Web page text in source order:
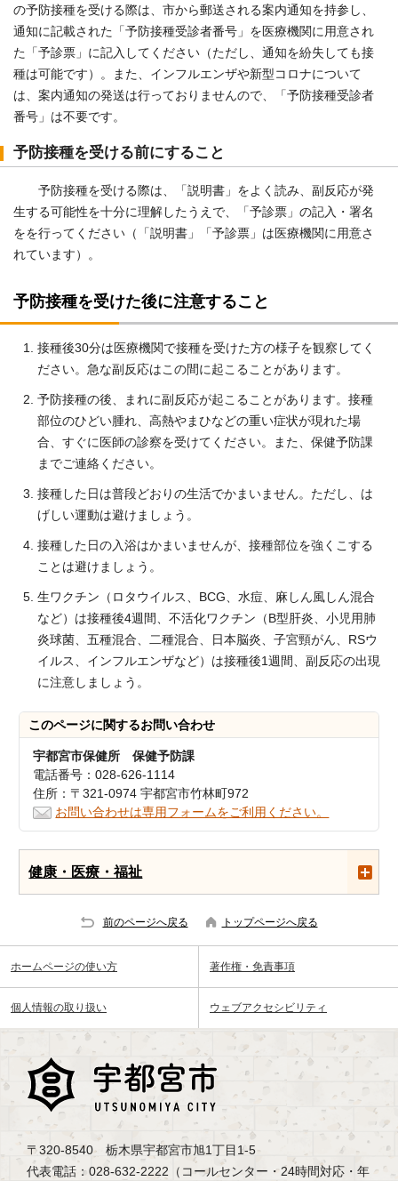
の予防接種を受ける際は、市から郵送される案内通知を持参し、
通知に記載された「予防接種受診者番号」を医療機関に用意され
た「予診票」に記入してください（ただし、通知を紛失しても接
種は可能です）。また、インフルエンザや新型コロナについて
は、案内通知の発送は行っておりませんので、「予防接種受診者
番号」は不要です。
予防接種を受ける前にすること
予防接種を受ける際は、「説明書」をよく読み、副反応が発
生する可能性を十分に理解したうえで、「予診票」の記入・署名
をを行ってください（「説明書」「予診票」は医療機関に用意さ
れています）。
予防接種を受けた後に注意すること
接種後30分は医療機関で接種を受けた方の様子を観察してく
ださい。急な副反応はこの間に起こることがあります。
予防接種の後、まれに副反応が起こることがあります。接種
部位のひどい腫れ、高熱やまひなどの重い症状が現れた場
合、すぐに医師の診察を受けてください。また、保健予防課
までご連絡ください。
接種した日は普段どおりの生活でかまいません。ただし、は
げしい運動は避けましょう。
接種した日の入浴はかまいませんが、接種部位を強くこする
ことは避けましょう。
生ワクチン（ロタウイルス、BCG、水痘、麻しん風しん混合
など）は接種後4週間、不活化ワクチン（B型肝炎、小児用肺
炎球菌、五種混合、二種混合、日本脳炎、子宮頸がん、RSウ
イルス、インフルエンザなど）は接種後1週間、副反応の出現
に注意しましょう。
このページに関するお問い合わせ
宇都宮市保健所 保健予防課
電話番号：028-626-1114
住所：〒321-0974 宇都宮市竹林町972
お問い合わせは専用フォームをご利用ください。
健康・医療・福祉
前のページへ戻る トップページへ戻る
ホームページの使い方 著作権・免責事項
個人情報の取り扱い ウェブアクセシビリティ
〒320-8540 栃木県宇都宮市旭1丁目1-5
代表電話：028-632-2222（コールセンター・24時間対応・年